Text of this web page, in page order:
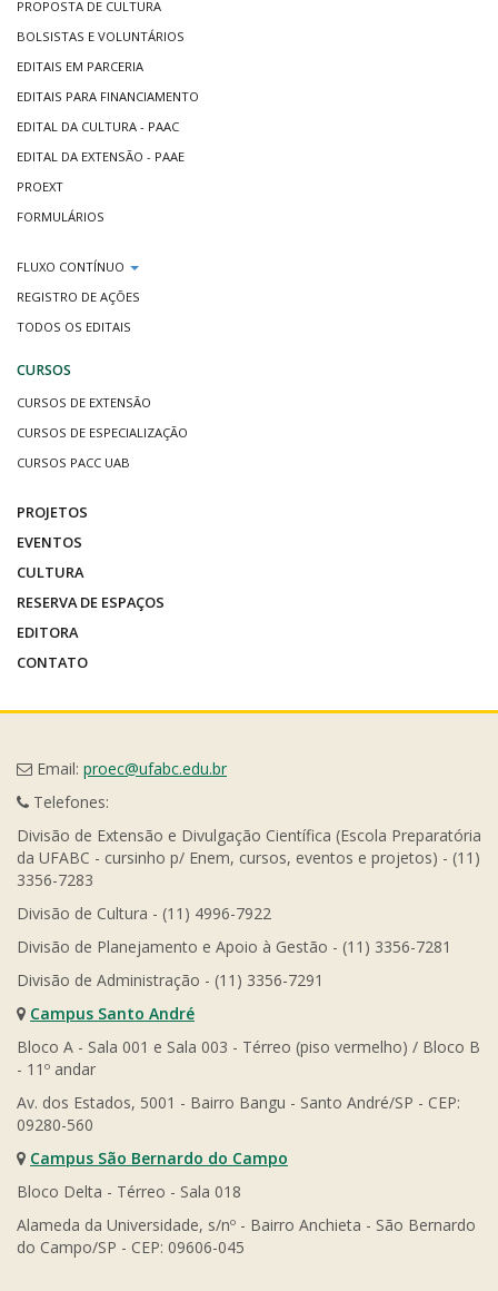
PROPOSTA DE CULTURA
BOLSISTAS E VOLUNTÁRIOS
EDITAIS EM PARCERIA
EDITAIS PARA FINANCIAMENTO
EDITAL DA CULTURA - PAAC
EDITAL DA EXTENSÃO - PAAE
PROEXT
FORMULÁRIOS
FLUXO CONTÍNUO
REGISTRO DE AÇÕES
TODOS OS EDITAIS
CURSOS
CURSOS DE EXTENSÃO
CURSOS DE ESPECIALIZAÇÃO
CURSOS PACC UAB
PROJETOS
EVENTOS
CULTURA
RESERVA DE ESPAÇOS
EDITORA
CONTATO
Email: proec@ufabc.edu.br
Telefones:
Divisão de Extensão e Divulgação Científica (Escola Preparatória
da UFABC - cursinho p/ Enem, cursos, eventos e projetos) - (11)
3356-7283
Divisão de Cultura - (11) 4996-7922
Divisão de Planejamento e Apoio à Gestão - (11) 3356-7281
Divisão de Administração - (11) 3356-7291
Campus Santo André
Bloco A - Sala 001 e Sala 003 - Térreo (piso vermelho) / Bloco B
- 11º andar
Av. dos Estados, 5001 - Bairro Bangu - Santo André/SP - CEP:
09280-560
Campus São Bernardo do Campo
Bloco Delta - Térreo - Sala 018
Alameda da Universidade, s/nº - Bairro Anchieta - São Bernardo
do Campo/SP - CEP: 09606-045